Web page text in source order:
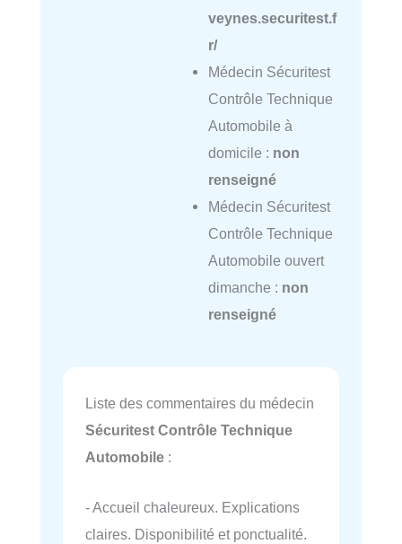
veynes.securitest.f
r/
Médecin Sécuritest
Contrôle Technique
Automobile à
domicile : non
renseigné
Médecin Sécuritest
Contrôle Technique
Automobile ouvert
dimanche : non
renseigné
Liste des commentaires du médecin
Sécuritest Contrôle Technique
Automobile :
- Accueil chaleureux. Explications
claires. Disponibilité et ponctualité.